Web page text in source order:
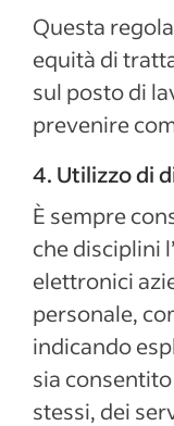
Questa
equità di
sul posto di
prevenire
4. Utilizzo di
È sempre
che disciplini
elettronici
personale,
indicando
sia
stessi, dei